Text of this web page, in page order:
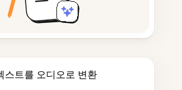
스트를 오디오로 변환